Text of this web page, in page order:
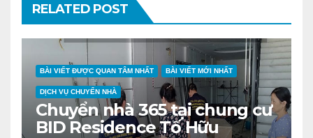
RELATED POST
BÀI VIẾT ĐƯỢC QUAN TÂM NHẤT BÀI VIẾT MỚI NHẤT
DỊCH VỤ CHUYỂN NHÀ
Chuyển nhà 365 tại chung cư
BID Residence Tố Hữu